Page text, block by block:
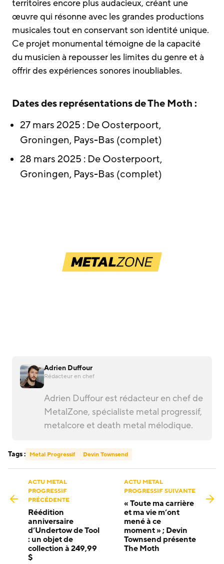
territoires encore plus audacieux, créant une
œuvre qui résonne avec les grandes productions
musicales tout en conservant son identité unique.
Ce projet monumental témoigne de la capacité
du musicien à repousser les limites du genre et à
offrir des expériences sonores inoubliables.
Dates des représentations de The Moth :
27 mars 2025 : De Oosterpoort,
Groningen, Pays-Bas (complet)
28 mars 2025 : De Oosterpoort,
Groningen, Pays-Bas (complet)
Adrien Duffour
Rédacteur en chef
Adrien Duffour est rédacteur en chef de
MetalZone, spécialiste metal progressif,
metalcore et death metal mélodique.
Tags : Metal Progressif Devin Townsend
ACTU METAL
PROGRESSIF
PRÉCÉDENTE
Réédition
anniversaire
d’Undertow de Tool
: un objet de
collection à 249,99
$
ACTU METAL
PROGRESSIF SUIVANTE
« Toute ma carrière
et ma vie m’ont
mené à ce
moment » ; Devin
Townsend présente
The Moth